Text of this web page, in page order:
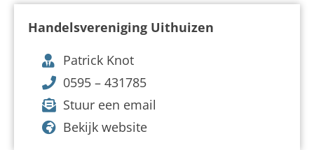
Handelsvereniging Uithuizen
Patrick Knot
0595 – 431785
Stuur een email
Bekijk website